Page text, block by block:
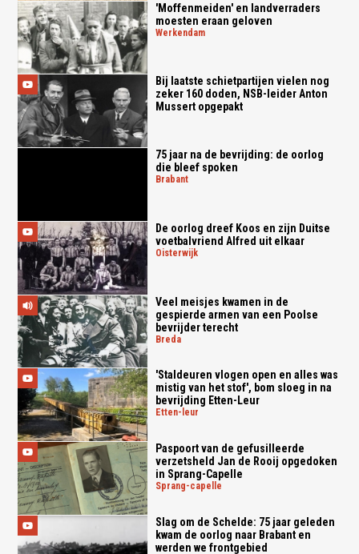
'Moffenmeiden' en landverraders
moesten eraan geloven
werkendam
Bij laatste schietpartijen vielen nog
zeker 160 doden, NSB-leider Anton
Mussert opgepakt
75 jaar na de bevrijding: de oorlog
die bleef spoken
brabant
De oorlog dreef Koos en zijn Duitse
voetbalvriend Alfred uit elkaar
oisterwijk
Veel meisjes kwamen in de
gespierde armen van een Poolse
bevrijder terecht
breda
'Staldeuren vlogen open en alles was
mistig van het stof', bom sloeg in na
bevrijding Etten-Leur
etten-leur
Paspoort van de gefusilleerde
verzetsheld Jan de Rooij opgedoken
in Sprang-Capelle
sprang-capelle
Slag om de Schelde: 75 jaar geleden
kwam de oorlog naar Brabant en
werden we frontgebied